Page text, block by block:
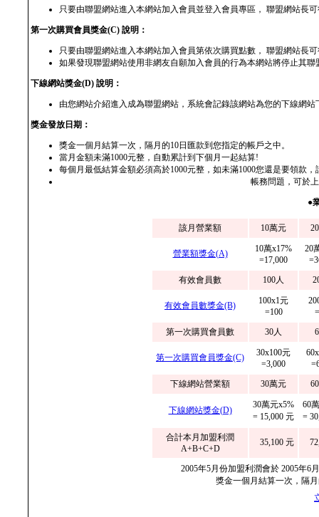
只要由聯盟網站進入本網站加入會員並登入會員專區， 聯盟網站長
第一次購買會員獎金(C) 說明：
只要由聯盟網站進入本網站加入會員第依次購買點數， 聯盟網站長可
如果發現聯盟網站使用非網友自願加入會員的行為本網站將停止其
下線網站獎金(D) 說明：
由您網站介紹進入成為聯盟網站，系統會記錄該網站為您的下線網
獎金發放日期：
獎金一個月結算一次，隔月的10日匯款到您指定的帳戶之中。
當月金額未滿1000元整，自動累計到下個月一起結算!
每個月最低結算金額必須高於1000元整，如未滿1000您還是要領款，
帳務問題，可於
●
該月營業額 10萬元
營業額獎金(A)
10萬x17%
=17,000
20
有效會員數
100人
有效會員數獎金(B)
100x1元
=100
第一次購買會員數
30人
第一次購買會員獎金(C)
30x100元
=3,000
下線網站營業額
30萬元
下線網站獎金(D)
30萬元x5%
= 15,000 元
60
=
合計本月加盟利潤
A+B+C+D
35,100 元
2005年5月份加盟利潤會於 2005年6
獎金一個月結算一次，隔